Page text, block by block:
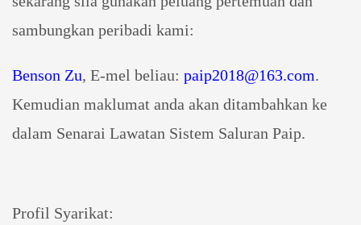
sambungkan peribadi kami:
Benson Zu, E-mel beliau: paip2018@163.com.
Kemudian maklumat anda akan ditambahkan ke
dalam Senarai Lawatan Sistem Saluran Paip.
Profil Syarikat: